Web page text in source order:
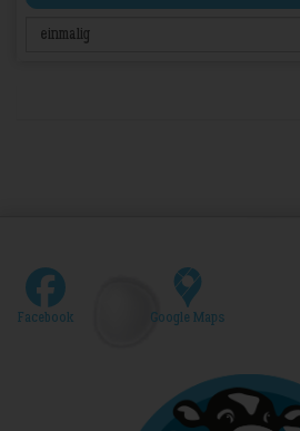
Facebook Google Maps